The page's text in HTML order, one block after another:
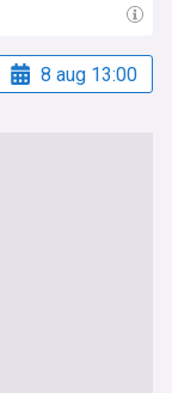
8 aug 13:00